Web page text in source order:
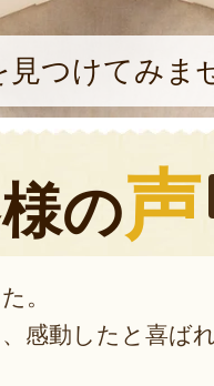
見つけてみま
の声
。
感動したと喜ば